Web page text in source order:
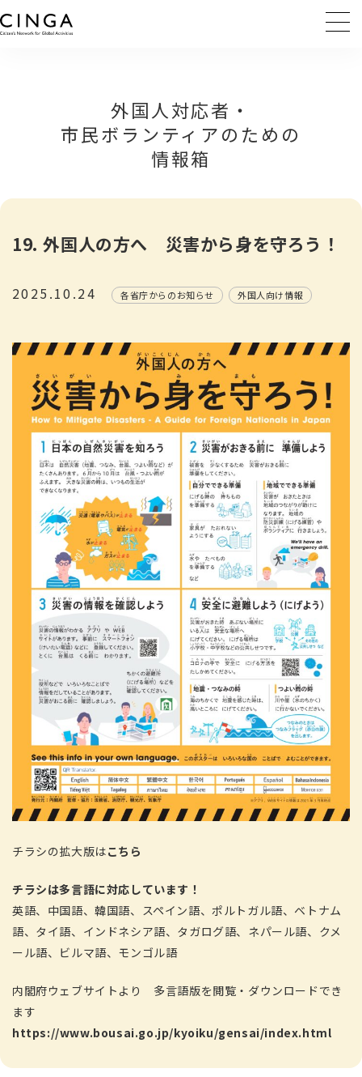
外国人対応者・
市民ボランティアのための
情報箱
19. 外国人の方へ 災害から身を守ろう！
2025.10.24 各省庁からのお知らせ 外国人向け情報
チラシの拡大版はこちら
チラシは多言語に対応しています！
英語、中国語、韓国語、スペイン語、ポルトガル語、ベトナム
語、タイ語、インドネシア語、タガログ語、ネパール語、クメ
ール語、ビルマ語、モンゴル語
内閣府ウェブサイトより 多言語版を閲覧・ダウンロードでき
ます
https://www.bousai.go.jp/kyoiku/gensai/index.html